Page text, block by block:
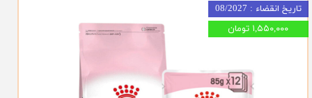
تاریخ انقضاء : 08/2027
۱,۵۵۰,۰۰۰ تومان